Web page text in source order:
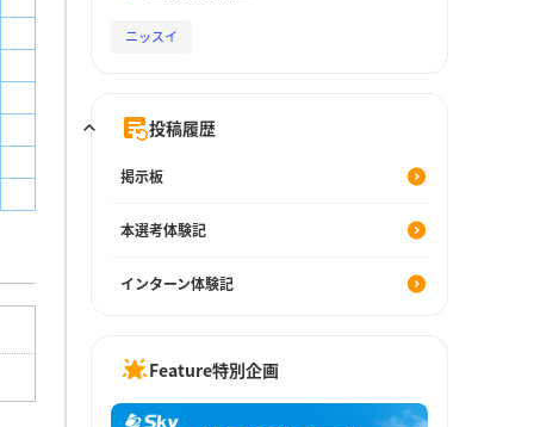
ニッスイ
投稿履歴
掲示板
本選考体験記
インターン体験記
Feature特別企画